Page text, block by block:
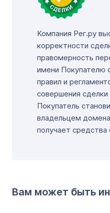
Компания Рег.ру
корректности
правомерность
имени Покупателю
правил и
совершения
Покупатель
владельцем
получает
Вам может быть